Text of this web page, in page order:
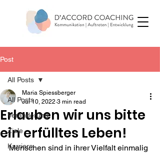
Post
All Posts
Veränderung
Ziele
Karriere
All Posts
Erlauben wir uns bitte
ein erfülltes Leben!
Maria Spiessberger
Jul 10, 2022 3 min read
Menschen sind in ihrer Vielfalt einmalig